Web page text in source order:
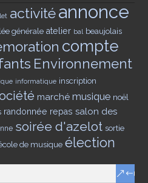
activitéannonce
générale atelier bal beaujolais
compte
Environnement
informatique inscription
marché musique noël
randonnée repas salon des
soirée d'azelot sortie
de musique élection